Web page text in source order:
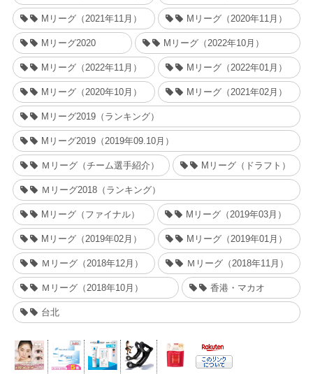
Mリーグ（2021年11月） Mリーグ（2020年11月）
Mリーグ2020 Mリーグ（2022年10月）
Mリーグ（2022年11月） Mリーグ（2022年01月）
Mリーグ（2020年10月） Mリーグ（2021年02月）
Mリーグ2019（ランキング）
Mリーグ2019（2019年09.10月）
Ｍリーグ（チーム選手紹介） Mリーグ（ドラフト）
Ｍリーグ2018（ランキング）
Mリーグ（ファイナル） Mリーグ（2019年03月）
Mリーグ（2019年02月） Mリーグ（2019年01月）
Ｍリーグ（2018年12月） Ｍリーグ（2018年11月）
Ｍリーグ（2018年10月） 香港・マカオ
台北